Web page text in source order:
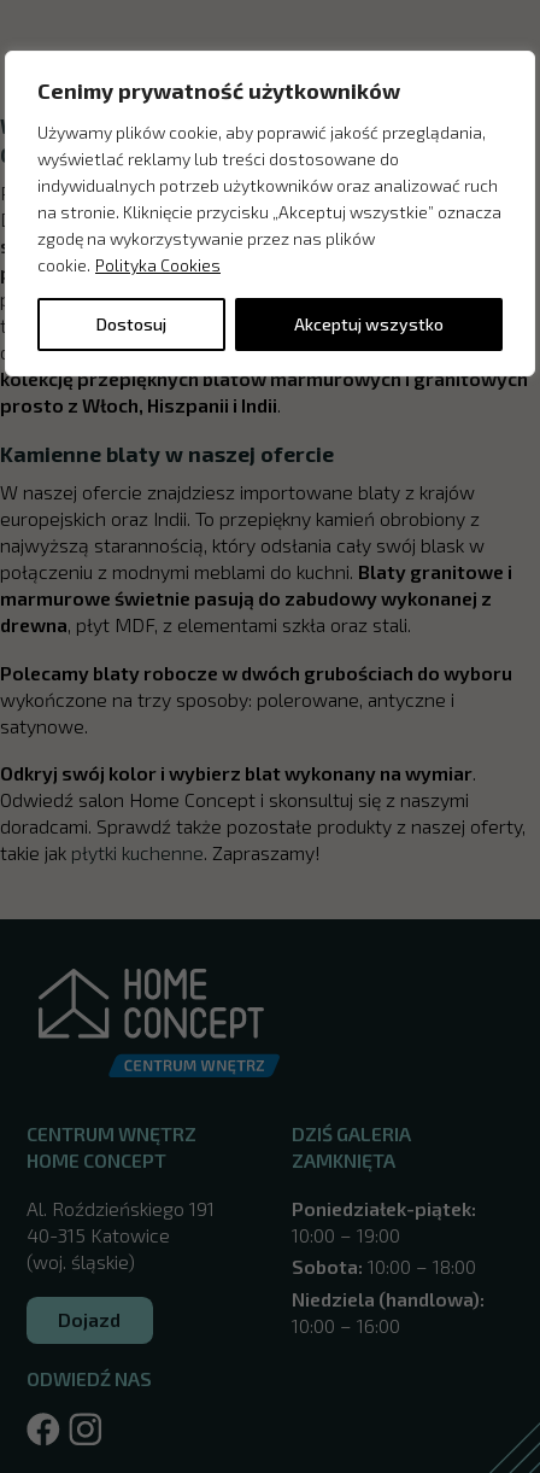
Cenimy prywatność użytkowników
Używamy plików cookie, aby poprawić jakość przeglądania,
wyświetlać reklamy lub treści dostosowane do
indywidualnych potrzeb użytkowników oraz analizować ruch
na stronie. Kliknięcie przycisku „Akceptuj wszystkie” oznacza
zgodę na wykorzystywanie przez nas plików
cookie. Polityka Cookies
Dostosuj Akceptuj wszystko
Wysokiej klasy blaty robocze w salonie Home
Concept w Katowicach
Praca w kuchni musi przebiegać w estetycznym otoczeniu.
Dlatego proponujemy Cisolidne blaty kuchenne, które
sprawią, że przygotowywanie posiłków stanie się jeszcze
przyjemniejsze! W Home Concept projektujemy
pomieszczenia w taki sposób, aby odpowiadały współczesnym
trendom, a przede wszystkim podobały się Tobie i pozostałym
domownikom.Dlatego z przyjemnością prezentujemy Ci
kolekcję przepięknych blatów marmurowych i granitowych
prosto z Włoch, Hiszpanii i Indii
Kamienne blaty w naszej ofercie
W naszej ofercie znajdziesz importowane blaty z krajów
europejskich oraz Indii. To przepiękny kamień obrobiony z
najwyższą starannością, który odsłania cały swój blask w
połączeniu z modnymi meblami do kuchni. Blaty granitowe i
marmurowe świetnie pasują do zabudowy wykonanej z
drewna, płyt MDF, z elementami szkła oraz stali.
Polecamy blaty robocze w dwóch grubościach do wyboru
wykończone na trzy sposoby: polerowane, antyczne i
satynowe.
Odkryj swój kolor i wybierz blat wykonany na wymiar.
Odwiedź salon Home Concept i skonsultuj się z naszymi
doradcami. Sprawdź także pozostałe produkty z naszej oferty,
takie jak płytki kuchenne. Zapraszamy!
CENTRUM WNĘTRZ
HOME CONCEPT
Al. Roździeńskiego 191
40-315 Katowice
(woj. śląskie)
Dojazd
ODWIEDŹ NAS
DZIŚ GALERIA
ZAMKNIĘTA
Poniedziałek-piątek:
10:00 – 19:00
Sobota: 10:00 – 18:00
Niedziela (handlowa):
10:00 – 16:00